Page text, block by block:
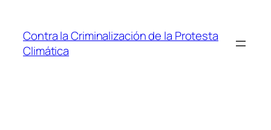
contenido
Contra la Criminalización de la Protesta
Climática